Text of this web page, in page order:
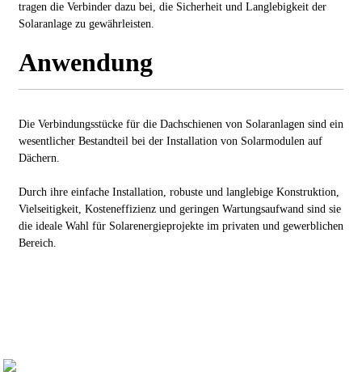
tragen die Verbinder dazu bei, die Sicherheit und Langlebigkeit der
Solaranlage zu gewährleisten.
Anwendung
Die Verbindungsstücke für die Dachschienen von Solaranlagen sind ein
wesentlicher Bestandteil bei der Installation von Solarmodulen auf
Dächern.
Durch ihre einfache Installation, robuste und langlebige Konstruktion,
Vielseitigkeit, Kosteneffizienz und geringen Wartungsaufwand sind sie
die ideale Wahl für Solarenergieprojekte im privaten und gewerblichen
Bereich.